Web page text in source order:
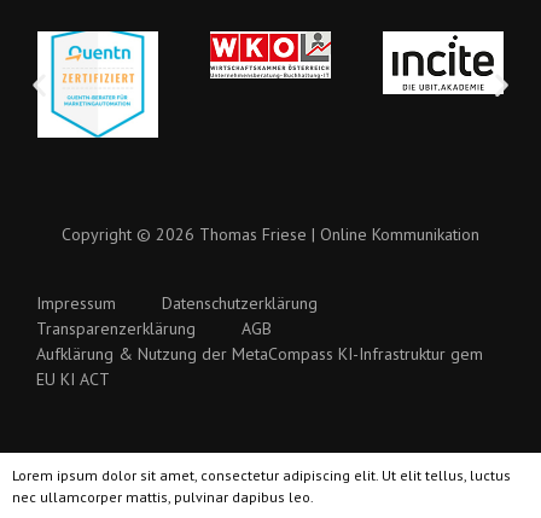
Copyright © 2026 Thomas Friese | Online Kommunikation
Impressum
Datenschutzerklärung
Transparenzerklärung
AGB
Aufklärung & Nutzung der MetaCompass KI-Infrastruktur gem
EU KI ACT
Lorem ipsum dolor sit amet, consectetur adipiscing elit. Ut elit tellus, luctus
nec ullamcorper mattis, pulvinar dapibus leo.